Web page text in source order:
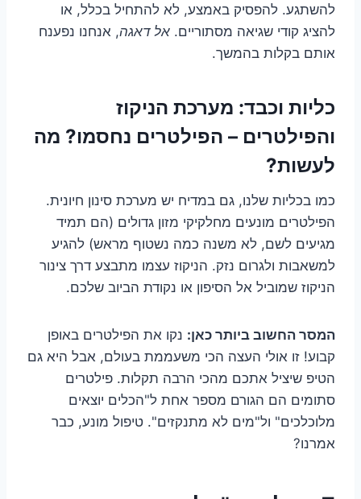
להשתגע. להפסיק באמצע, לא להתחיל בכלל, או
להציג קודי שגיאה מסתוריים. אל דאגה, אנחנו נפענח
אותם בקלות בהמשך.
כליות וכבד: מערכת הניקוז
והפילטרים – הפילטרים נחסמו? מה
לעשות?
כמו בכליות שלנו, גם במדיח יש מערכת סינון חיונית.
הפילטרים מונעים מחלקיקי מזון גדולים (הם תמיד
מגיעים לשם, לא משנה כמה נשטוף מראש) להגיע
למשאבות ולגרום נזק. הניקוז עצמו מתבצע דרך צינור
הניקוז שמוביל אל הסיפון או נקודת הביוב שלכם.
המסר החשוב ביותר כאן: נקו את הפילטרים באופן
קבוע! זו אולי העצה הכי משעממת בעולם, אבל היא גם
הטיפ שיציל אתכם מהכי הרבה תקלות. פילטרים
סתומים הם הגורם מספר אחת ל"הכלים יוצאים
מלוכלכים" ול"מים לא מתנקזים". טיפול מונע, כבר
אמרנו?